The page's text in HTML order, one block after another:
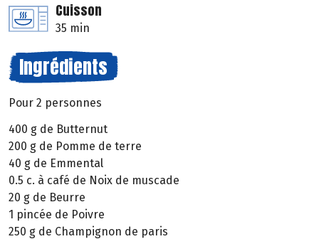
Cuisson
35 min
Ingrédients
Pour 2 personnes
400 g de Butternut
200 g de Pomme de terre
40 g de Emmental
0.5 c. à café de Noix de muscade
20 g de Beurre
1 pincée de Poivre
250 g de Champignon de paris